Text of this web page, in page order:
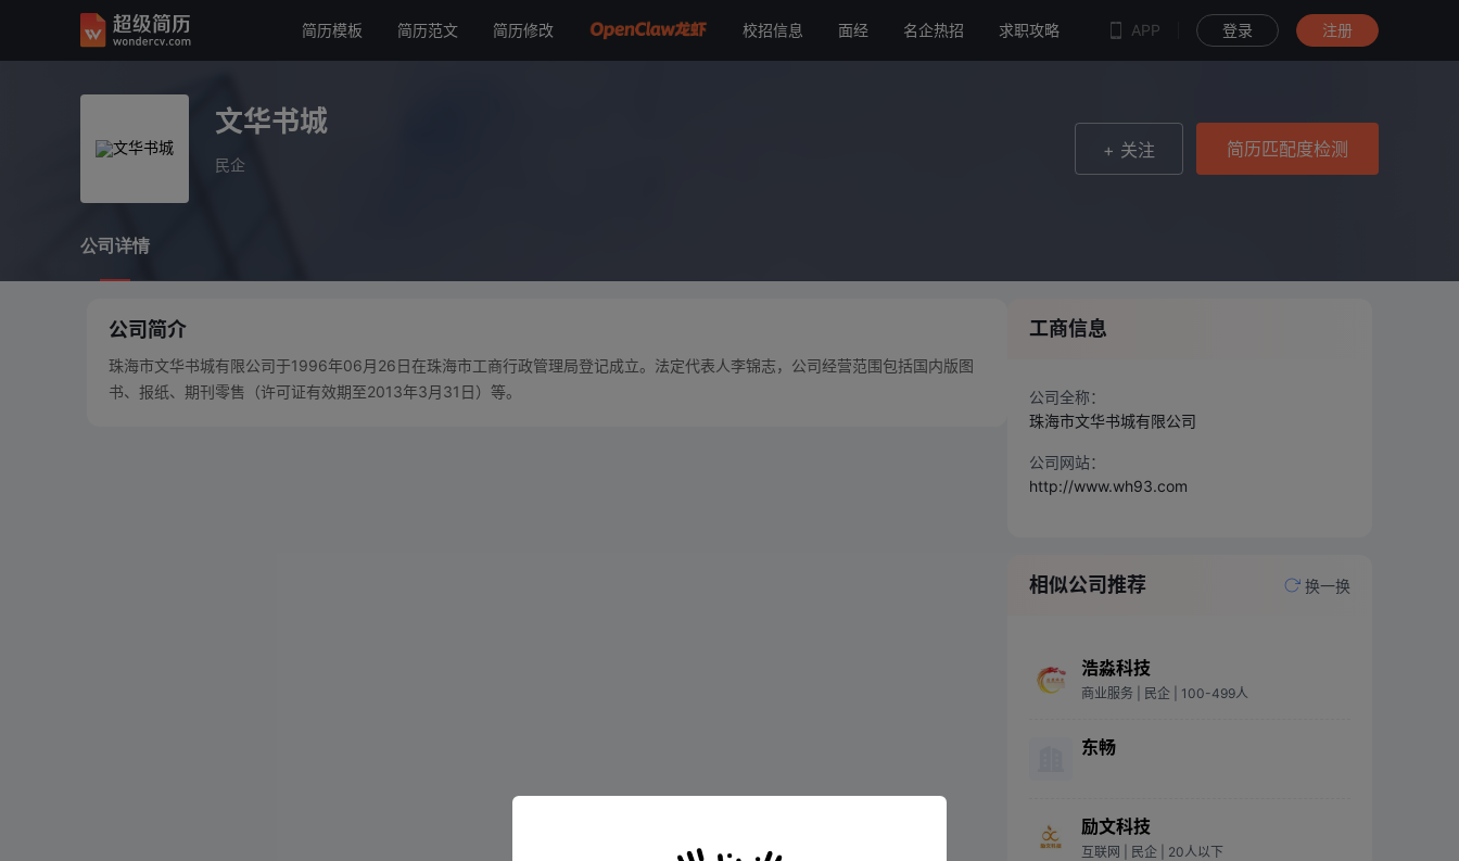
简历模板 简历范文 简历修改 校招信息 面经 名企热招 求职攻略 APP 登录 注册
文华书城
文华书城
民企
+ 关注 简历匹配度检测
公司详情
公司简介
珠海市文华书城有限公司于1996年06月26日在珠海市工商行政管理局登记成立。法定代表人李锦志，公司经营范围包括国内版图
书、报纸、期刊零售（许可证有效期至2013年3月31日）等。
工商信息
公司全称：
珠海市文华书城有限公司
公司网站：
http://www.wh93.com
相似公司推荐 换一换
浩淼科技
商业服务 | 民企 | 100-499人
东畅
励文科技
互联网 | 民企 | 20人以下